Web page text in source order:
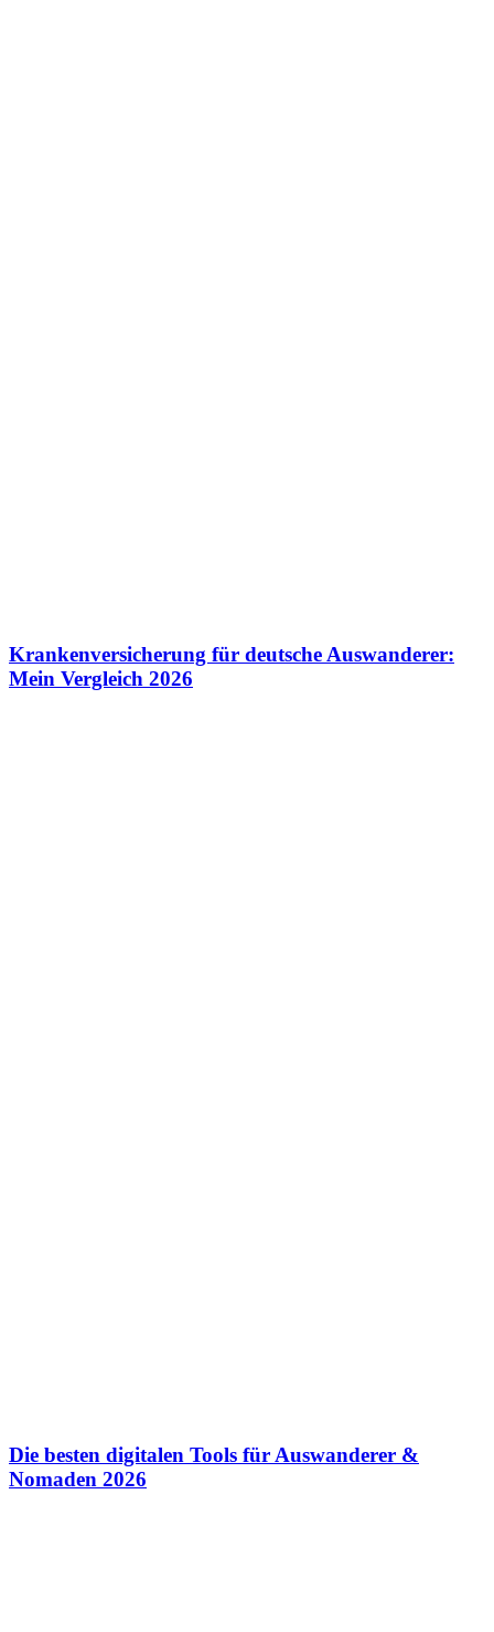
Krankenversicherung für deutsche Auswanderer:
Mein Vergleich 2026
Die besten digitalen Tools für Auswanderer &
Nomaden 2026